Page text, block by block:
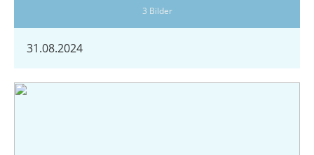
3 Bilder
31.08.2024